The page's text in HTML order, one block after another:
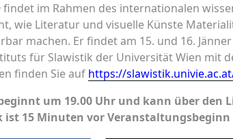
findet im Rahmen des internationalen
wie Literatur und visuelle Künste
machen. Er findet am 15. und 16.
für Slawistik der Universität Wien mit
finden Sie auf https://
um 19.00 Uhr und kann über den
ist 15 Minuten vor